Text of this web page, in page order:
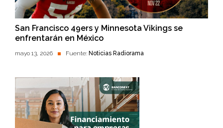
San Francisco 49ers y Minnesota Vikings se
enfrentarán en México
mayo 13, 2026 Fuente: Noticias Radiorama